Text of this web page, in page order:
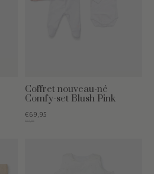
Coffret nouveau-né
Comfy-set Blush Pink
€69,95
€84,85